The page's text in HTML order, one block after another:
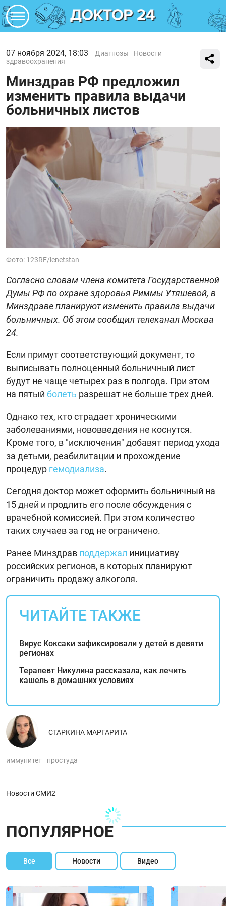
07 ноября 2024, 18:03 Диагнозы
Новости
здравоохранения
Минздрав РФ предложил
изменить правила выдачи
больничных листов
Фото: 123RF/lenetstan
Согласно словам члена комитета Государственной
Думы РФ по охране здоровья Риммы Утяшевой, в
Минздраве планируют изменить правила выдачи
больничных. Об этом сообщил телеканал Москва
24.
Если примут соответствующий документ, то
выписывать полноценный больничный лист
будут не чаще четырех раз в полгода. При этом
на пятый болеть разрешат не больше трех дней.
Однако тех, кто страдает хроническими
заболеваниями, нововведения не коснутся.
Кроме того, в "исключения" добавят период ухода
за детьми, реабилитации и прохождение
процедур гемодиализа.
Сегодня доктор может оформить больничный на
15 дней и продлить его после обсуждения с
врачебной комиссией. При этом количество
таких случаев за год не ограничено.
Ранее Минздрав поддержал инициативу
российских регионов, в которых планируют
ограничить продажу алкоголя.
ЧИТАЙТЕ ТАКЖЕ
Вирус Коксаки зафиксировали у детей в девяти
регионах
Терапевт Никулина рассказала, как лечить
кашель в домашних условиях
СТАРКИНА МАРГАРИТА
иммунитет простуда
Новости СМИ2
ПОПУЛЯРНОЕ
Все Новости Видео